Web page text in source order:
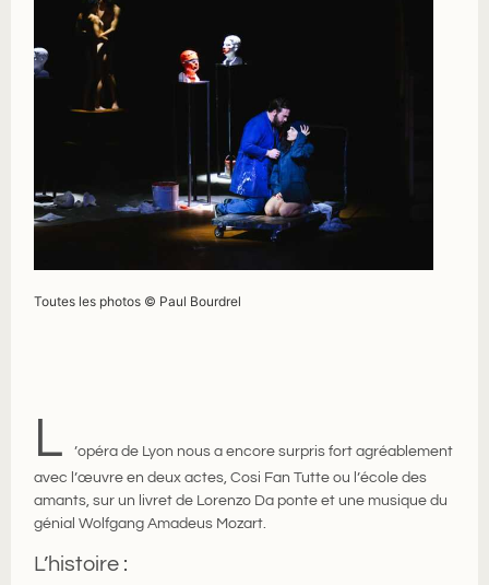
Toutes les photos © Paul Bourdrel
L
’opéra de Lyon nous a encore surpris fort agréablement
avec l’œuvre en deux actes, Cosi Fan Tutte ou l’école des
amants, sur un livret de Lorenzo Da ponte et une musique du
génial Wolfgang Amadeus Mozart.
L’histoire :